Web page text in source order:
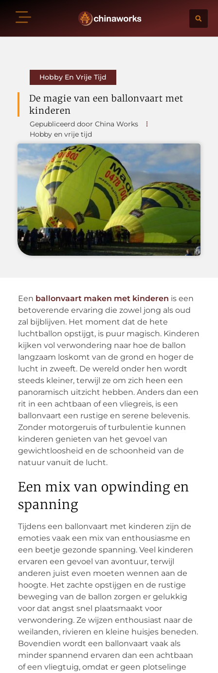
Hobby En Vrije Tijd
De magie van een ballonvaart met
kinderen
Gepubliceerd door China Works
Hobby en vrije tijd
Een ballonvaart maken met kinderen is een
betoverende ervaring die zowel jong als oud
zal bijblijven. Het moment dat de hete
luchtballon opstijgt, is puur magisch. Kinderen
kijken vol verwondering naar hoe de ballon
langzaam loskomt van de grond en hoger de
lucht in zweeft. De wereld onder hen wordt
steeds kleiner, terwijl ze om zich heen een
panoramisch uitzicht hebben. Anders dan een
rit in een achtbaan of een vliegreis, is een
ballonvaart een rustige en serene belevenis.
Zonder motorgeruis of turbulentie kunnen
kinderen genieten van het gevoel van
gewichtloosheid en de schoonheid van de
natuur vanuit de lucht.
Een mix van opwinding en
spanning
Tijdens een ballonvaart met kinderen zijn de
emoties vaak een mix van enthousiasme en
een beetje gezonde spanning. Veel kinderen
ervaren een gevoel van avontuur, terwijl
anderen juist even moeten wennen aan de
hoogte. Het zachte opstijgen en de rustige
beweging van de ballon zorgen er gelukkig
voor dat angst snel plaatsmaakt voor
verwondering. Ze wijzen enthousiast naar de
weilanden, rivieren en kleine huisjes beneden.
Bovendien wordt een ballonvaart vaak als
minder spannend ervaren dan een achtbaan
of een vliegtuig, omdat er geen plotselinge